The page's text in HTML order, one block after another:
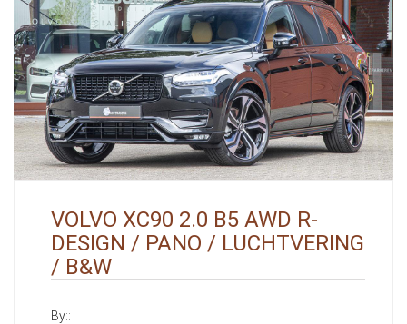
VOLVO XC90 2.0 B5 AWD R-
DESIGN / PANO / LUCHTVERING
/ B&W
By::